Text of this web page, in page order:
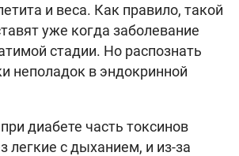
и веса. Как правило, такой
уже когда заболевание
стадии. Но распознать
неполадок в эндокринной
диабете часть токсинов
легкие с дыханием, и из-за